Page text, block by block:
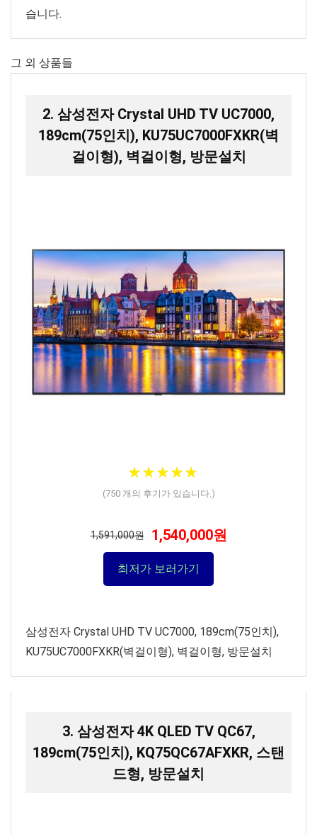
습니다.
그 외 상품들
2. 삼성전자 Crystal UHD TV UC7000,
189cm(75인치), KU75UC7000FXKR(벽
걸이형), 벽걸이형, 방문설치
★★★★★
★★★★★
(750개의 후기가 있습니다.)
1,591,000원 1,540,000원
최저가 보러가기
삼성전자 Crystal UHD TV UC7000, 189cm(75인치),
KU75UC7000FXKR(벽걸이형), 벽걸이형, 방문설치
3. 삼성전자 4K QLED TV QC67,
189cm(75인치), KQ75QC67AFXKR, 스탠
드형, 방문설치